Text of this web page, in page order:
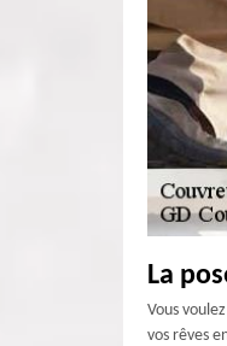
La
Vous
vos rêves